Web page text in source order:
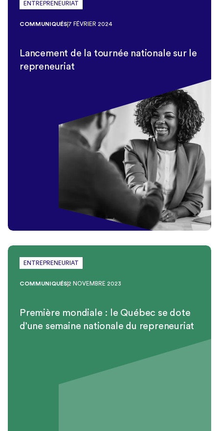
ENTREPRENEURIAT
COMMUNIQUÉS 7 FÉVRIER 2024
Lancement de la tournée nationale sur le
repreneuriat
ENTREPRENEURIAT
COMMUNIQUÉS2 NOVEMBRE 2023
Première mondiale : le Québec se dote
d’une semaine nationale du repreneuriat